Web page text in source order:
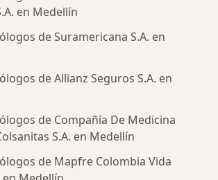
en Medellín
de Suramericana S.A. en
de Allianz Seguros S.A. en
de Compañía De Medicina
S.A. en Medellín
de Mapfre Colombia Vida